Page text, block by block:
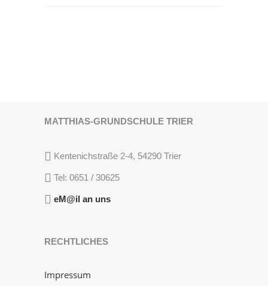
MATTHIAS-GRUNDSCHULE TRIER
Kentenichstraße 2-4, 54290 Trier
Tel: 0651 / 30625
eM@il an uns
RECHTLICHES
Impressum